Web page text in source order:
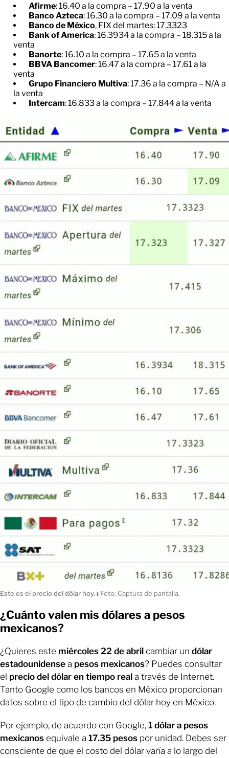
Afirme: 16.40 a la compra – 17.90 a la venta
Banco Azteca: 16.30 a la compra – 17.09 a la venta
Banco de México, FIX del martes: 17.3323
Bank of America: 16.3934 a la compra – 18.315 a la
venta
Banorte: 16.10 a la compra – 17.65 a la venta
BBVA Bancomer: 16.47 a la compra – 17.61 a la
venta
Grupo Financiero Multiva: 17.36 a la compra – N/A a
la venta
Intercam: 16.833 a la compra – 17.844 a la venta
Este es el precio del dólar hoy. ı Foto: Captura de pantalla.
¿Cuánto valen mis dólares a pesos
mexicanos?
¿Quieres este miércoles 22 de abril cambiar un dólar
estadounidense a pesos mexicanos? Puedes consultar
el precio del dólar en tiempo real a través de Internet.
Tanto Google como los bancos en México proporcionan
datos sobre el tipo de cambio del dólar hoy en México.
Por ejemplo, de acuerdo con Google, 1 dólar a pesos
mexicanos equivale a 17.35 pesos por unidad. Debes ser
consciente de que el costo del dólar varía a lo largo del